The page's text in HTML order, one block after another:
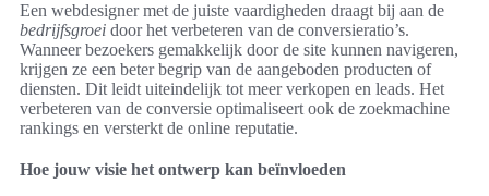
Een webdesigner met de juiste vaardigheden draagt bij aan de
bedrijfsgroei door het verbeteren van de conversieratio’s.
Wanneer bezoekers gemakkelijk door de site kunnen navigeren,
krijgen ze een beter begrip van de aangeboden producten of
diensten. Dit leidt uiteindelijk tot meer verkopen en leads. Het
verbeteren van de conversie optimaliseert ook de zoekmachine
rankings en versterkt de online reputatie.
Hoe jouw visie het ontwerp kan beïnvloeden